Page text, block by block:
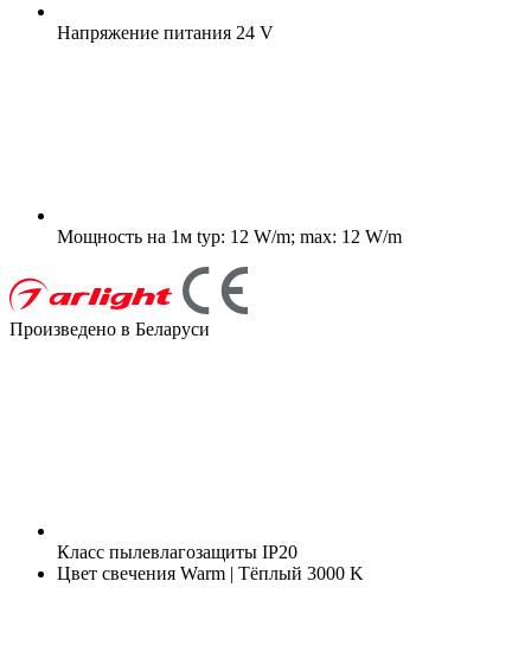
Напряжение питания 24 V
Мощность на 1м typ: 12 W/m; max: 12 W/m
Произведено в Беларуси
Класс пылевлагозащиты IP20
Цвет свечения Warm | Тёплый 3000 K